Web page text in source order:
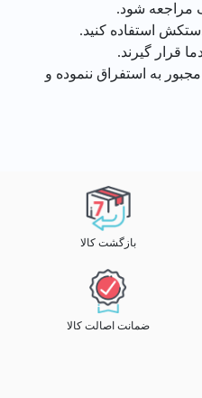
مراجعه شود.
استفاده کنید.
قرار گیرند.
به استفراق ننموده و
بازگشت کالا
ضمانت اصالت کالا